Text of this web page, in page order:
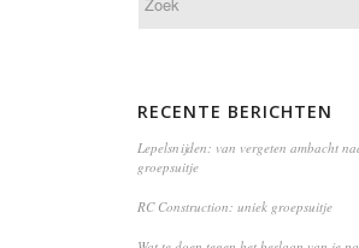
RECENTE BERICHTEN
Lepelsnijden: van vergeten ambacht
groepsuitje
RC Construction: uniek groepsuitje